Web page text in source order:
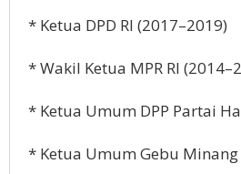
* Ketua DPD RI (2017–2019)
* Wakil Ketua MPR RI
* Ketua Umum DPP Partai
* Ketua Umum Gebu Minang